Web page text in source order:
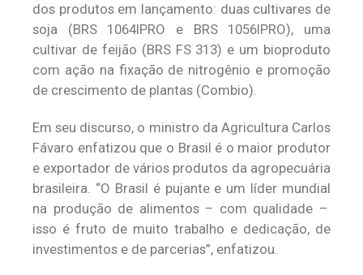
dos produtos em lançamento: duas cultivares de
soja (BRS 1064IPRO e BRS 1056IPRO), uma
cultivar de feijão (BRS FS 313) e um bioproduto
com ação na fixação de nitrogênio e promoção
de crescimento de plantas (Combio).
Em seu discurso, o ministro da Agricultura Carlos
Fávaro enfatizou que o Brasil é o maior produtor
e exportador de vários produtos da agropecuária
brasileira. “O Brasil é pujante e um líder mundial
na produção de alimentos – com qualidade –
isso é fruto de muito trabalho e dedicação, de
investimentos e de parcerias”, enfatizou.